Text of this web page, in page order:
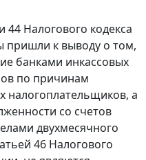
44 Налогового кодекса
пришли к выводу о том,
банками инкассовых
по причинам
налогоплательщиков, а
со счетов
двухмесячного
46 Налогового